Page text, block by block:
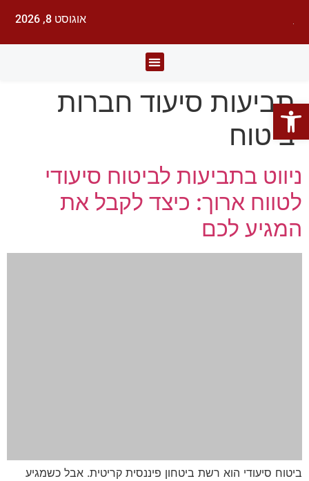
אוגוסט 8, 2026
תביעות סיעוד חברות
ביטוח
ניווט בתביעות לביטוח סיעודי
לטווח ארוך: כיצד לקבל את
המגיע לכם
ביטוח סיעודי הוא רשת ביטחון פיננסית קריטית. אבל כשמגיע
פתח סרגל נגישות